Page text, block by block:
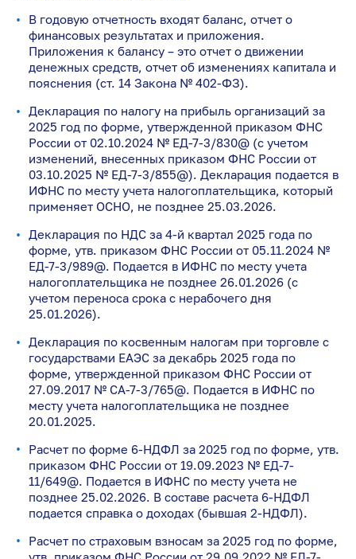
В годовую отчетность входят баланс, отчет о
финансовых результатах и приложения.
Приложения к балансу – это отчет о движении
денежных средств, отчет об изменениях капитала и
пояснения (ст. 14 Закона № 402-ФЗ).
Декларация по налогу на прибыль организаций за
2025 год по форме, утвержденной приказом ФНС
России от 02.10.2024 № ЕД-7-3/830@ (с учетом
изменений, внесенных приказом ФНС России от
03.10.2025 № ЕД-7-3/855@). Декларация подается в
ИФНС по месту учета налогоплательщика, который
применяет ОСНО, не позднее 25.03.2026.
Декларация по НДС за 4-й квартал 2025 года по
форме, утв. приказом ФНС России от 05.11.2024 №
ЕД-7-3/989@. Подается в ИФНС по месту учета
налогоплательщика не позднее 26.01.2026 (с
учетом переноса срока с нерабочего дня
25.01.2026).
Декларация по косвенным налогам при торговле с
государствами ЕАЭС за декабрь 2025 года по
форме, утвержденной приказом ФНС России от
27.09.2017 № СА-7-3/765@. Подается в ИФНС по
месту учета налогоплательщика не позднее
20.01.2025.
Расчет по форме 6-НДФЛ за 2025 год по форме, утв.
приказом ФНС России от 19.09.2023 № ЕД-7-
11/649@. Подается в ИФНС по месту учета не
позднее 25.02.2026. В составе расчета 6-НДФЛ
подается справка о доходах (бывшая 2-НДФЛ).
Расчет по страховым взносам за 2025 год по форме,